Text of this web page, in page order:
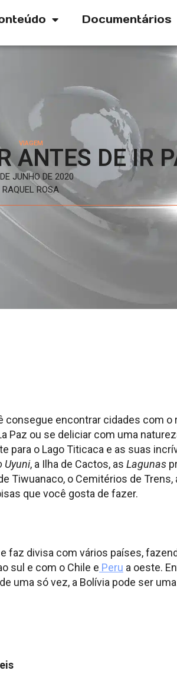
Documentários
VIAGEM
ANTES DE IR
JUNHO DE 2020
RAQUEL ROSA
consegue encontrar cidades com
Paz ou se deliciar com uma
para o Lago Titicaca e as suas
Uyuni, a Ilha de Cactos, as Lagunas
Tiwuanaco, o Cemitérios de Trens,
que você gosta de fazer.
faz divisa com vários países,
sul e com o Chile e Peru a oeste.
uma só vez, a Bolívia pode ser